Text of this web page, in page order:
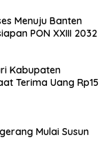
Menuju Banten
PON XXIII 2032
Kabupaten
Terima Uang Rp15
Mulai Susun